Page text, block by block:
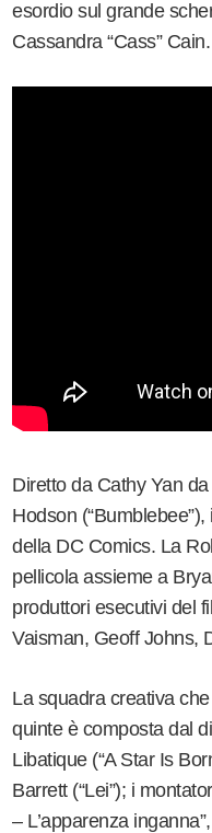
esordio sul grande
Cassandra “Cass” Cain.
Diretto da Cathy Yan
Hodson
della DC Comics. La
pellicola assieme a
produttori esecutivi del
Vaisman, Geoff Johns,
La squadra creativa
quinte è composta dal
Libatique (“A Star Is
Barrett (“Lei”); i
– L’apparenza